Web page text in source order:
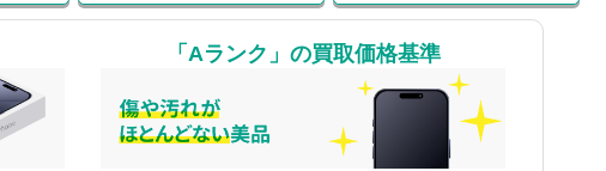
「Aランク」 の買取価格基準